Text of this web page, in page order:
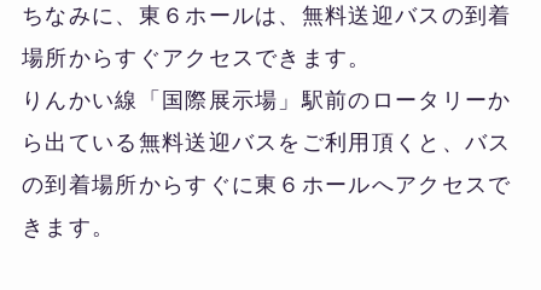
ちなみに、東６ホールは、無料送迎バスの到着
場所からすぐアクセスできます。
りんかい線「国際展示場」駅前のロータリーか
ら出ている無料送迎バスをご利用頂くと、バス
の到着場所からすぐに東６ホールへアクセスで
きます。